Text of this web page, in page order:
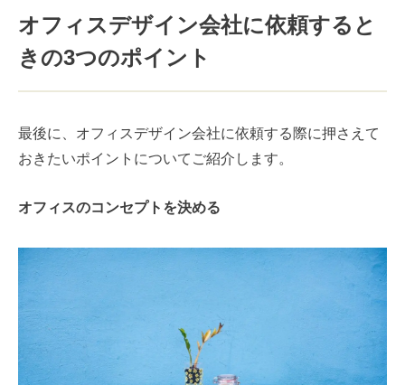
オフィスデザイン会社に依頼すると
きの3つのポイント
最後に、オフィスデザイン会社に依頼する際に押さえて
おきたいポイントについてご紹介します。
オフィスのコンセプトを決める